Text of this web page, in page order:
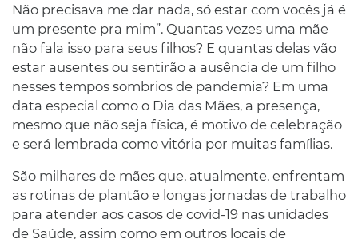
Não precisava me dar nada, só estar com vocês já é
um presente pra mim”. Quantas vezes uma mãe
não fala isso para seus filhos? E quantas delas vão
estar ausentes ou sentirão a ausência de um filho
nesses tempos sombrios de pandemia? Em uma
data especial como o Dia das Mães, a presença,
mesmo que não seja física, é motivo de celebração
e será lembrada como vitória por muitas famílias.
São milhares de mães que, atualmente, enfrentam
as rotinas de plantão e longas jornadas de trabalho
para atender aos casos de covid-19 nas unidades
de Saúde, assim como em outros locais de